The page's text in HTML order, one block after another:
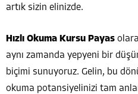
artık sizin elinizde.
Hızlı Okuma Kursu Payas
aynı zamanda yepyeni bir
biçimi sunuyoruz. Gelin, bu
okuma potansiyelinizi tam